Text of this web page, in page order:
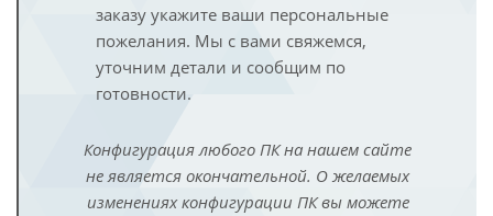
заказу укажите ваши персональные
пожелания. Мы с вами свяжемся,
уточним детали и сообщим по
готовности.
Конфигурация любого ПК на нашем сайте
не является окончательной. О желаемых
изменениях конфигурации ПК вы можете